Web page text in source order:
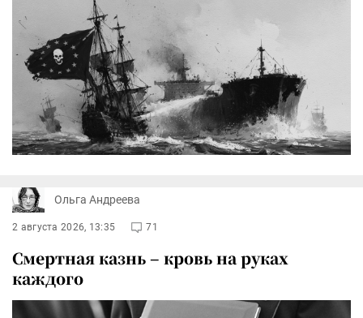
Ольга Андреева
2 августа 2026, 13:35 71
Смертная казнь – кровь на руках
каждого